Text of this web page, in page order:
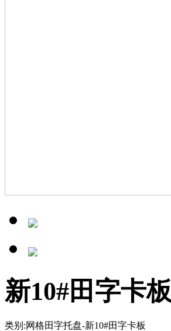
新10#田字卡板
类别:网格田字托盘-新10#田字卡板